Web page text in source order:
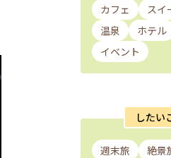
カフェ スイ
温泉
ホテル
イベント
したい
週末旅 絶景